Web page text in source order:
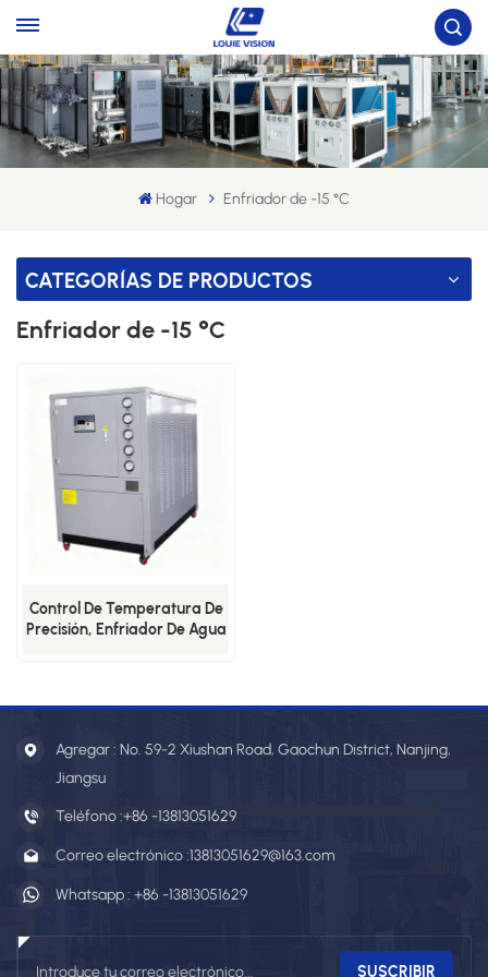
Hogar Enfriador de -15 °C
CATEGORÍAS DE PRODUCTOS
Enfriador de -15 °C
Control De Temperatura De
Precisión, Enfriador De Agua
Del Vidrio.
Agregar : No. 59-2 Xiushan Road, Gaochun District, Nanjing,
Jiangsu
Teléfono :+86 -13813051629
Correo electrónico :13813051629@163.com
Whatsapp : +86 -13813051629